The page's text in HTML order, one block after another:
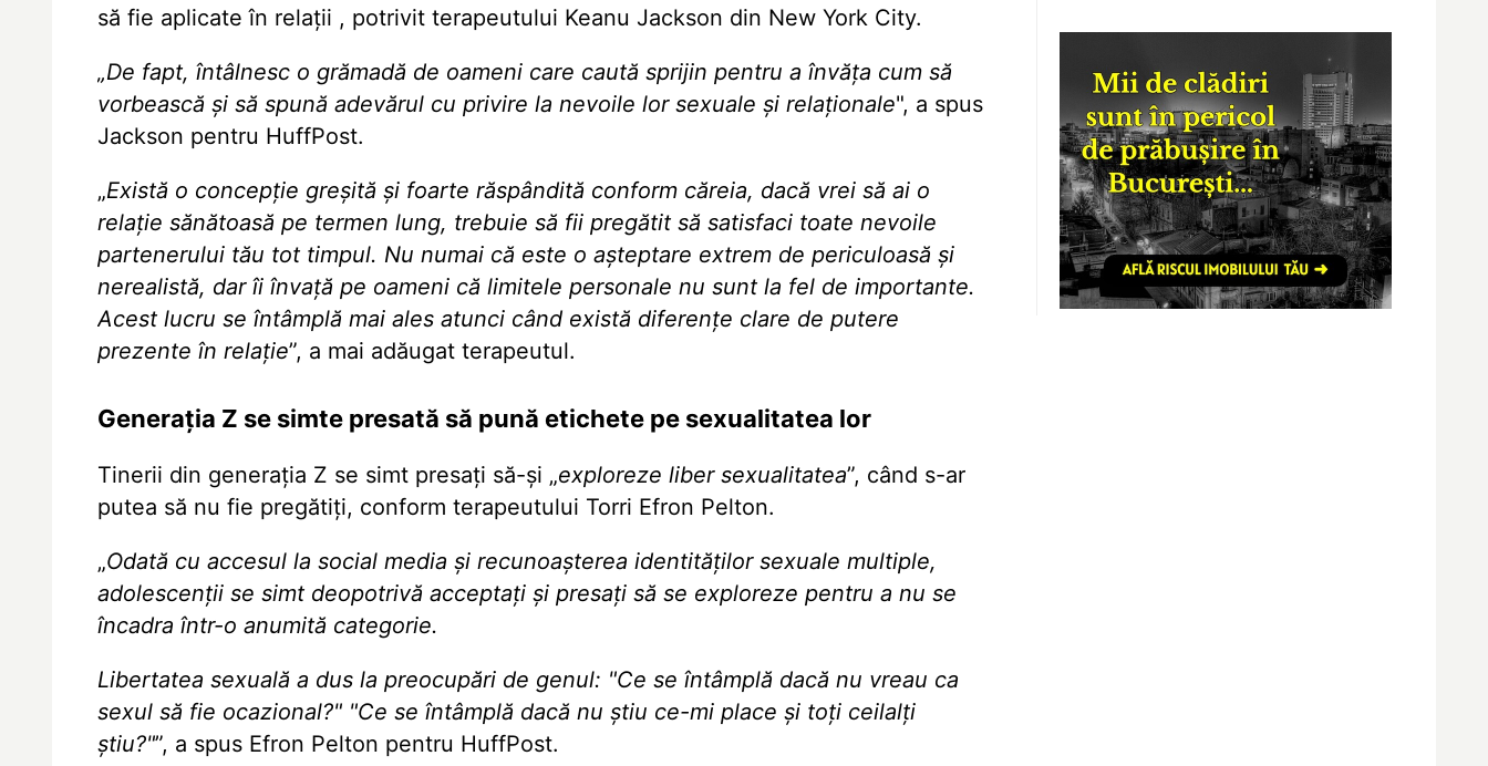
să fie aplicate în relații , potrivit terapeutului Keanu Jackson din New York City.
„De fapt, întâlnesc o grămadă de oameni care caută sprijin pentru a învăța cum să
vorbească și să spună adevărul cu privire la nevoile lor sexuale și relaționale", a spus
Jackson pentru HuffPost.
„Există o concepție greșită și foarte răspândită conform căreia, dacă vrei să ai o
relație sănătoasă pe termen lung, trebuie să fii pregătit să satisfaci toate nevoile
partenerului tău tot timpul. Nu numai că este o așteptare extrem de periculoasă și
nerealistă, dar îi învață pe oameni că limitele personale nu sunt la fel de importante.
Acest lucru se întâmplă mai ales atunci când există diferențe clare de putere
prezente în relație”, a mai adăugat terapeutul.
Generația Z se simte presată să pună etichete pe sexualitatea lor
Tinerii din generația Z se simt presați să-și „exploreze liber sexualitatea”, când s-ar
putea să nu fie pregătiți, conform terapeutului Torri Efron Pelton.
„Odată cu accesul la social media și recunoașterea identităților sexuale multiple,
adolescenții se simt deopotrivă acceptați și presați să se exploreze pentru a nu se
încadra într-o anumită categorie.
Libertatea sexuală a dus la preocupări de genul: "Ce se întâmplă dacă nu vreau ca
sexul să fie ocazional?" "Ce se întâmplă dacă nu știu ce-mi place și toți ceilalți
știu?"”, a spus Efron Pelton pentru HuffPost.